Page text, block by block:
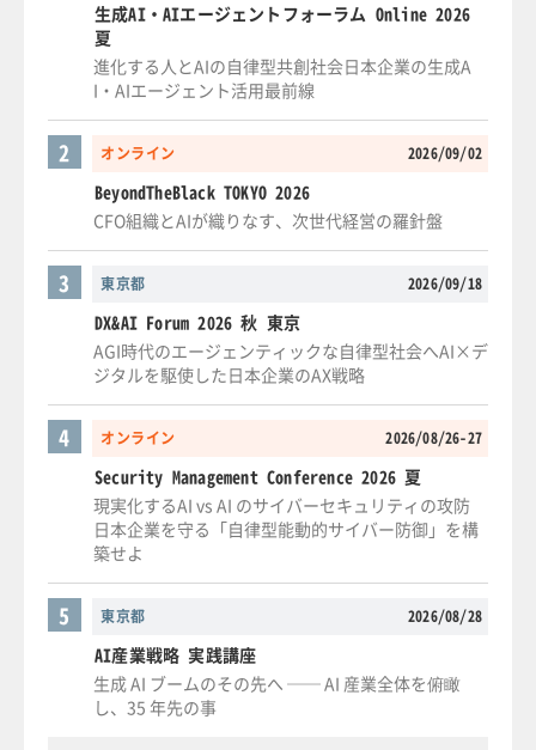
生成AI・AIエージェントフォーラム Online 2026
夏
進化する人とAIの自律型共創社会日本企業の生成A
I・AIエージェント活用最前線
オンライン 2026/09/02
2
BeyondTheBlack TOKYO 2026
CFO組織とAIが織りなす、次世代経営の羅針盤
東京都 2026/09/18
3
DX&AI Forum 2026 秋 東京
AGI時代のエージェンティックな自律型社会へAI×デ
ジタルを駆使した日本企業のAX戦略
オンライン 2026/08/26-27
4
Security Management Conference 2026 夏
現実化するAI vs AI のサイバーセキュリティの攻防
日本企業を守る「自律型能動的サイバー防御」を構
築せよ
東京都 2026/08/28
5
AI産業戦略 実践講座
生成 AI ブームのその先へ ── AI 産業全体を俯瞰
し、35 年先の事